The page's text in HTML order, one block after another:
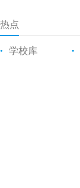
热点
• 学校库 •